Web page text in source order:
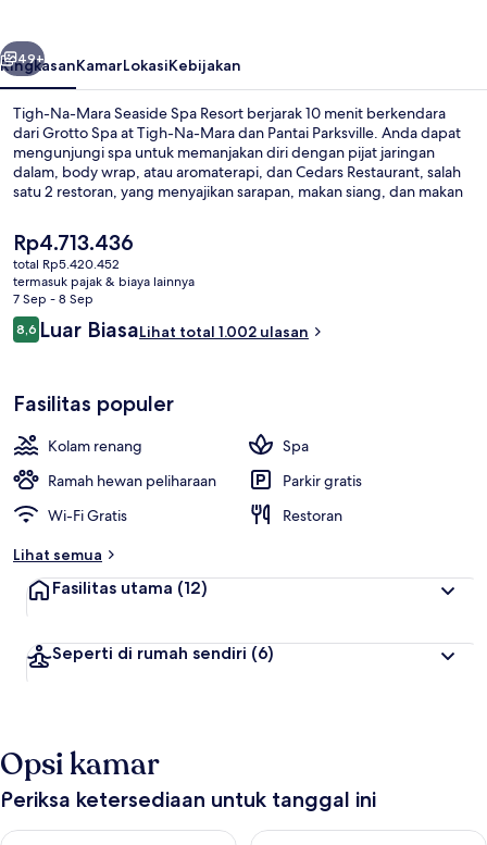
Resort
Berikutnya
49+
RingkasanKamarLokasiKebijakan
Tigh-Na-Mara Seaside Spa Resort berjarak 10 menit berkendara
dari Grotto Spa at Tigh-Na-Mara dan Pantai Parksville. Anda dapat
mengunjungi spa untuk memanjakan diri dengan pijat jaringan
dalam, body wrap, atau aromaterapi, dan Cedars Restaurant, salah
satu 2 restoran, yang menyajikan sarapan, makan siang, dan makan
kebugaran adalah keunggulan lain yang bisa Anda nikmati.
Harga
saat
ini
Rp4.713.436
Rp4.713.436
total Rp5.420.452
termasuk pajak & biaya lainnya
7 Sep - 8 Sep
Ulasan
8,68,6 dari 10
Luar BiasaLihat total 1.002 ulasan
Fasilitas populer
Kolam renang
Spa
Ramah hewan peliharaan
Parkir gratis
Wi-Fi Gratis
Restoran
Lihat semua
Fasilitas utama (12)
Seperti di rumah sendiri (6)
Opsi kamar
Periksa ketersediaan untuk tanggal ini
Periksa ketersediaan untuk malam ini Agu 7 - Agu 8
Periksa ketersediaan untuk